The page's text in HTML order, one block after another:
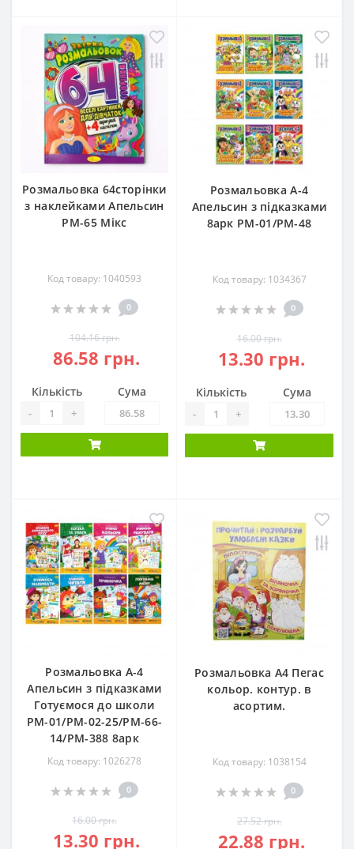
Розмальовка 64сторінки
з наклейками Апельсин
РМ-65 Мікс
Код товару: 1040593
0
104.16 грн.
86.58 грн.
Кількість
- +
Сума
Розмальовка А-4
Апельсин з підказками
8арк РМ-01/РМ-48
Код товару: 1034367
0
16.00 грн.
13.30 грн.
Кількість
- +
Сума
Розмальовка А-4
Апельсин з підказками
Готуємося до школи
РМ-01/РМ-02-25/РМ-66-
14/РМ-388 8арк
Код товару: 1026278
0
16.00 грн.
13.30 грн.
Розмальовка А4 Пегас
кольор. контур. в
асортим.
Код товару: 1038154
0
27.52 грн.
22.88 грн.